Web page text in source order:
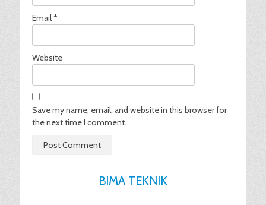
Email*
Website
Save my name, email, and website in this browser for
the next time I comment.
BIMA TEKNIK